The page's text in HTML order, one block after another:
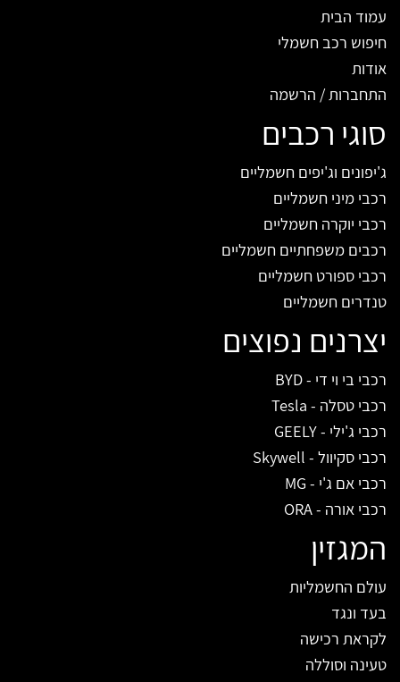
עמוד הבית
חיפוש רכב חשמלי
אודות
התחברות / הרשמה
סוגי רכבים
ג'יפונים וג'יפים חשמליים
רכבי מיני חשמליים
רכבי יוקרה חשמליים
רכבים משפחתיים חשמליים
רכבי ספורט חשמליים
טנדרים חשמליים
יצרנים נפוצים
רכבי בי וי די - BYD
רכבי טסלה - Tesla
רכבי ג'ילי - GEELY
רכבי סקיוול - Skywell
רכבי אם ג'י - MG
רכבי אורה - ORA
המגזין
עולם החשמליות
בעד ונגד
לקראת רכישה
טעינה וסוללה